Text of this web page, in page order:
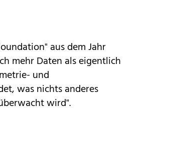
aus dem Jahr
mehr Daten als eigentlich
und
was nichts anderes
wird".